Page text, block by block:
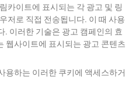
카이트에 표시되는 각 광고 및 링
저로 직접 전송됩니다. 이 때 사용
. 이러한 기술은 광고 캠페인의 효
웹사이트에 표시되는 광고 콘텐츠
용하는 이러한 쿠키에 액세스하거